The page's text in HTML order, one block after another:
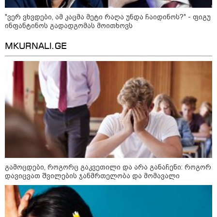
ცნობილ "ტიკტოკერს" ლაივის
დროს ესროლეს, ის ადგილზე
გარდაიცვალა - რას ამბობს
მომხდარზე მექსიკის პოლიცია
23:15 / 06-08-2026
“არ მინდა, ბაიდენივით
სცენიდან გადავარდეს“ -
დონალდ ტრამპის სიტყვით
გამოსვლისას დამსწრეები
სახალისო შემთხვევის მოწმენი
23:45 / 05-08-2026
"ვერ ვხვდები, ამ კაცმა მეტი რაღა უნდა ჩაიდინოს?" - ფიგუ
ინფანტინოს გადადგომას მოითხოვს
MKURNALI.GE
გამოცდები, როგორც გაკვეთილი და არა განაჩენი: როგორ
დავიცვათ შვილების ჯანმრთელობა და მომავალი